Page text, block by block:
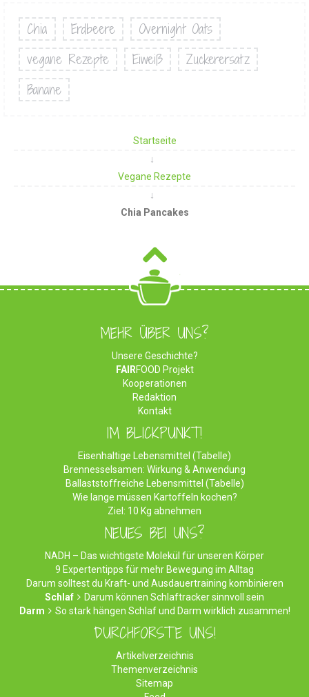
Chia Erdbeere
Overnight Oats
vegane Rezepte
Eiweiß
Zuckerersatz
Banane
Startseite
Vegane Rezepte
Chia Pancakes
MEHR ÜBER UNS?
Unsere Geschichte?
FAIRFOOD Projekt
Kooperationen
Redaktion
Kontakt
IM BLICKPUNKT!
Eisenhaltige Lebensmittel (Tabelle)
Brennesselsamen: Wirkung & Anwendung
Ballaststoffreiche Lebensmittel (Tabelle)
Wie lange müssen Kartoffeln kochen?
Ziel: 10 Kg abnehmen
NEUES BEI UNS?
NADH – Das wichtigste Molekül für unseren Körper
9 Expertentipps für mehr Bewegung im Alltag
Darum solltest du Kraft- und Ausdauertraining kombinieren
Schlaf
Darum können Schlaftracker sinnvoll sein
Darm
So stark hängen Schlaf und Darm wirklich zusammen!
DURCHFORSTE UNS!
Artikelverzeichnis
Themenverzeichnis
Sitemap